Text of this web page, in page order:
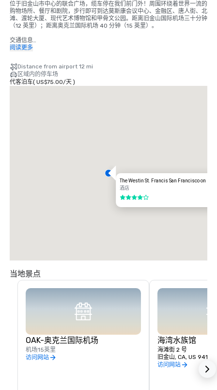
位于旧金山市中心的联合广场，缆车停在我们前门外！周围环绕着世界一流的
购物场所、餐厅和剧院，步行即可到达莫斯康会议中心、金融区、唐人街、北
滩、渡轮大厦、现代艺术博物馆和甲骨文公园。距离旧金山国际机场三十分钟
（12 英里）；距离奥克兰国际机场 40 分钟（15 英里）。
交通信息
• 在机场出租车站或鲍威尔街入口外有出租车。单程大概费用：50-55 美元
• MUNI — 公共交通每人2.00美元，儿童和老年人0.75美元。运营时间因线路
而异。
• 缆车 — 营业时间为早上 6 点至午夜 12 点。每人 7 美元。
• BART — 从鲍威尔街到奥克兰机场单程10.05美元或往返20.10美元；从鲍威
阅读更多
Distance from airport 12 mi
区域内的停车场
代客泊车( US$75.00/天)
The Westin St. Francis San Francisco on
酒店
4/5
当地景点
OAK-奥克兰国际机场
机场15英里
访问网站
海湾水族馆
海滩街 2 号
旧金山, CA, US 94133
访问网站